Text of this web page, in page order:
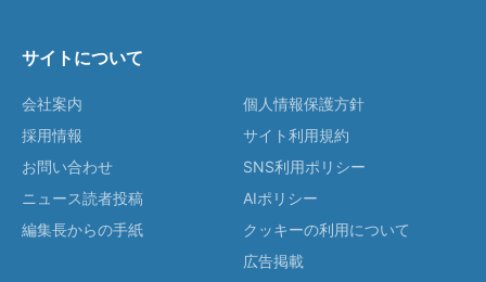
サイトについて
会社案内
採用情報
お問い合わせ
ニュース読者投稿
編集長からの手紙
個人情報保護方針
サイト利用規約
SNS利用ポリシー
AIポリシー
クッキーの利用について
広告掲載